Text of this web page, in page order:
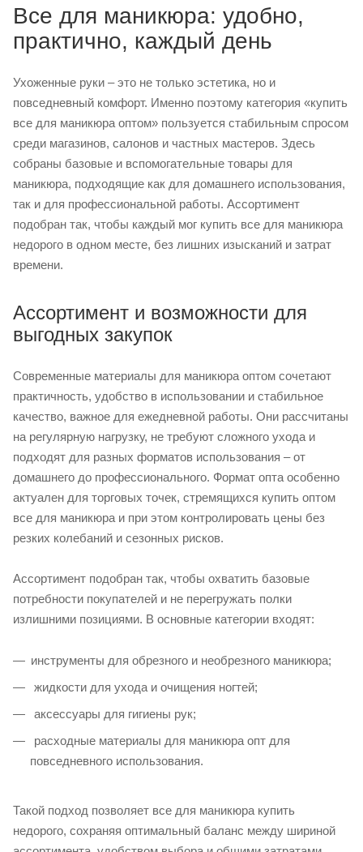
Все для маникюра: удобно,
практично, каждый день
Ухоженные руки – это не только эстетика, но и
повседневный комфорт. Именно поэтому категория «купить
все для маникюра оптом» пользуется стабильным спросом
среди магазинов, салонов и частных мастеров. Здесь
собраны базовые и вспомогательные товары для
маникюра, подходящие как для домашнего использования,
так и для профессиональной работы. Ассортимент
подобран так, чтобы каждый мог купить все для маникюра
недорого в одном месте, без лишних изысканий и затрат
времени.
Ассортимент и возможности для
выгодных закупок
Современные материалы для маникюра оптом сочетают
практичность, удобство в использовании и стабильное
качество, важное для ежедневной работы. Они рассчитаны
на регулярную нагрузку, не требуют сложного ухода и
подходят для разных форматов использования – от
домашнего до профессионального. Формат опта особенно
актуален для торговых точек, стремящихся купить оптом
все для маникюра и при этом контролировать цены без
резких колебаний и сезонных рисков.
Ассортимент подобран так, чтобы охватить базовые
потребности покупателей и не перегружать полки
излишними позициями. В основные категории входят:
инструменты для обрезного и необрезного маникюра;
жидкости для ухода и очищения ногтей;
аксессуары для гигиены рук;
расходные материалы для маникюра опт для
повседневного использования.
Такой подход позволяет все для маникюра купить
недорого, сохраняя оптимальный баланс между шириной